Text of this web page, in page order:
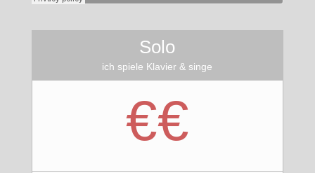
Solo
ich spiele Klavier & singe
€€